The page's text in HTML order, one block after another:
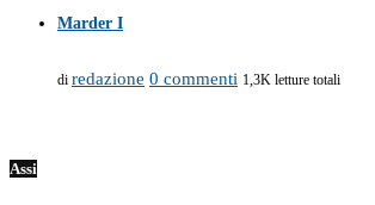
Marder I
di redazione 0 commenti 1,3K letture totali
Assi